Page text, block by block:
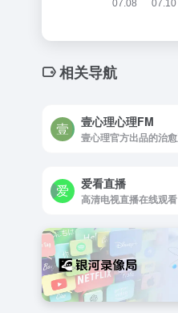
相关导航
壹心理心理FM
爱看直播
高清电视直播在线观看